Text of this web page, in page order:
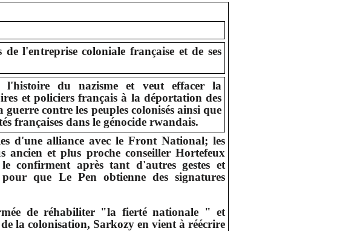
de l'entreprise coloniale française et de ses
l'histoire du nazisme et veut effacer la
et policiers français à la déportation des
contre les peuples colonisés ainsi que
françaises dans le génocide rwandais.
d'une alliance avec le Front National; les
ancien et plus proche conseiller Hortefeux
confirment après tant d'autres gestes et
que Le Pen obtienne des signatures
de réhabiliter "la fierté nationale " et
la colonisation, Sarkozy en vient à réécrire